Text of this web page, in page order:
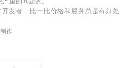
发者，比一比价格和服务总是有好处
作